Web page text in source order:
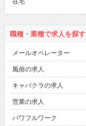
職種・業種で求人を探す
メールオペレーター
風俗の求人
キャバクラの求人
営業の求人
パワフルワーク